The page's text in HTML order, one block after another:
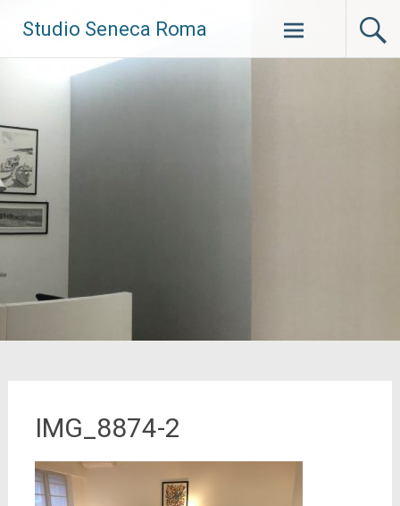
contenuto
Studio Seneca Roma
IMG_8874-2